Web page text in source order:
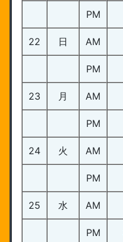
PM
22 日 AM
PM
23 月 AM
PM
24 火 AM
PM
25 水 AM
PM